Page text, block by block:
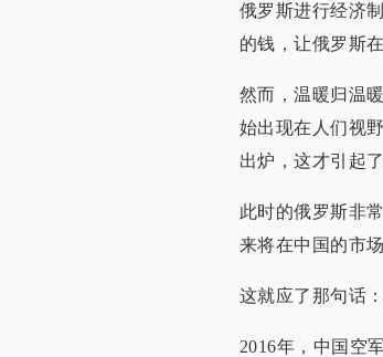
俄罗斯进行经济
的钱，让俄罗斯
然而，温暖归温
始出现在人们视
出炉，这才引起
此时的俄罗斯非
来将在中国的市
这就应了那句话
2016年，中国空